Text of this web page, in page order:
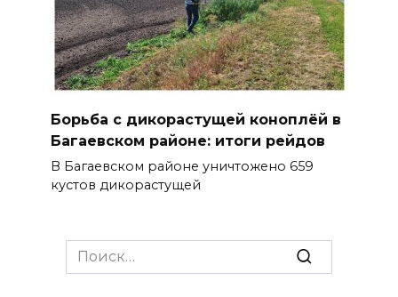
Борьба с дикорастущей коноплёй в
Багаевском районе: итоги рейдов
В Багаевском районе уничтожено 659
кустов дикорастущей
Search
for: